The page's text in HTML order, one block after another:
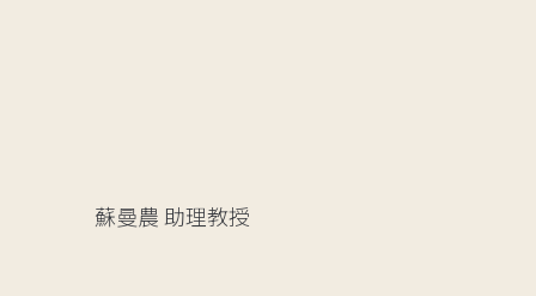
蘇曼農 助理教授